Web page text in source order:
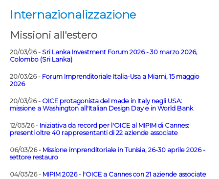
Internazionalizzazione
Missioni all'estero
20/03/26 - Sri Lanka Investment Forum 2026 - 30 marzo 2026,
Colombo (Sri Lanka)
20/03/26 - Forum Imprenditoriale Italia-Usa a Miami, 15 maggio
2026
20/03/26 - OICE protagonista del made in Italy negli USA:
missione a Washington all'Italian Design Day e in World Bank
12/03/26 - Iniziativa da record per l'OICE al MIPIM di Cannes:
presenti oltre 40 rappresentanti di 22 aziende associate
06/03/26 - Missione imprenditoriale in Tunisia, 26-30 aprile 2026 -
settore restauro
04/03/26 - MIPIM 2026 - l'OICE a Cannes con 21 aziende associate